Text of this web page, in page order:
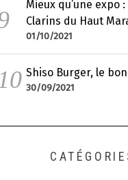
Mieux qu’une expo
Clarins du Haut
01/10/2021
Shiso Burger, le
30/09/2021